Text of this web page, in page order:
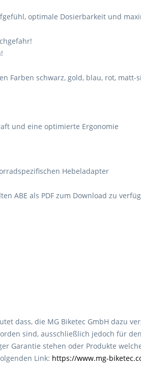
optimale Dosierbarkeit und
Farben schwarz, gold, blau, rot, matt-
und eine optimierte Ergonomie
Hebeladapter
ABE als PDF zum Download zu
dass, die MG Biketec GmbH dazu
sind, ausschließlich jedoch für
Garantie stehen oder Produkte
Link: https://www.mg-